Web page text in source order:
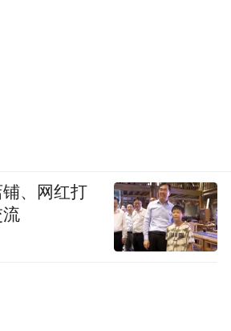
、网红打
流